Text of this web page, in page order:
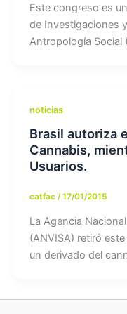
Este congreso es
de Investigaciones
Antropología Social
noticias
Brasil autoriza
Cannabis,
Usuarios.
catfac /17/01/2015
La Agencia
(ANVISA) retiró
un derivado del